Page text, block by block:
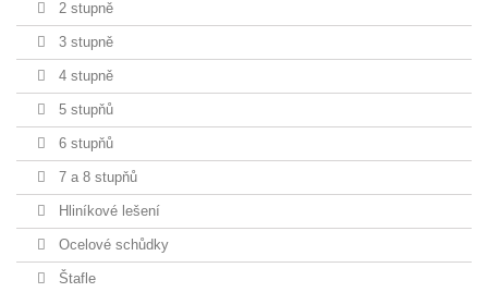
2 stupně
3 stupně
4 stupně
5 stupňů
6 stupňů
7 a 8 stupňů
Hliníkové lešení
Ocelové schůdky
Štafle